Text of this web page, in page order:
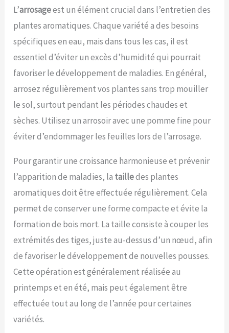
L’arrosageest un élément crucial dans l’entretien des
plantes aromatiques. Chaque variété a des besoins
spécifiques en eau, mais dans tous les cas, il est
essentiel d’éviter un excès d’humidité qui pourrait
favoriser le développement de maladies. En général,
arrosez régulièrement vos plantes sans trop mouiller
le sol, surtout pendant les périodes chaudes et
sèches. Utilisez un arrosoir avec une pomme fine pour
éviter d’endommager les feuilles lors de l’arrosage.
Pour garantir une croissance harmonieuse et prévenir
l’apparition de maladies, la tailledes plantes
aromatiques doit être effectuée régulièrement. Cela
permet de conserver une forme compacte et évite la
formation de bois mort. La taille consiste à couper les
extrémités des tiges, juste au-dessus d’un nœud, afin
de favoriser le développement de nouvelles pousses.
Cette opération est généralement réalisée au
printemps et en été, mais peut également être
effectuée tout au long de l’année pour certaines
variétés.